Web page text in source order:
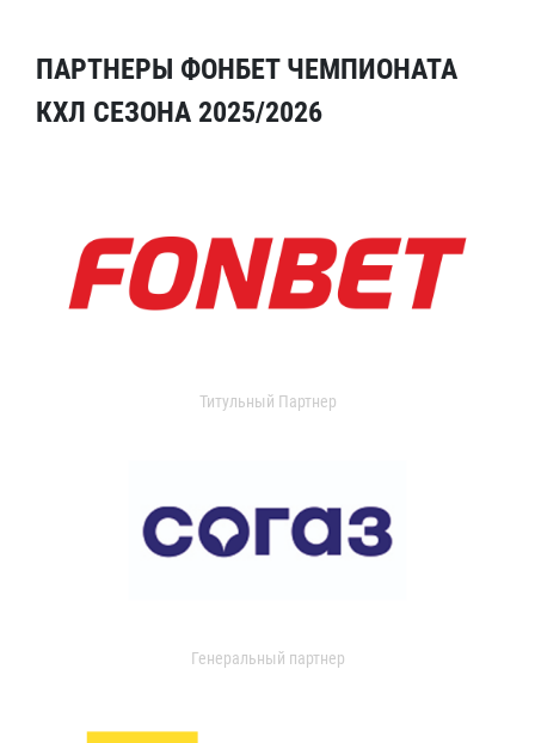
ПАРТНЕРЫ ФОНБЕТ ЧЕМПИОНАТА
КХЛ СЕЗОНА 2025/2026
Титульный Партнер
Генеральный партнер